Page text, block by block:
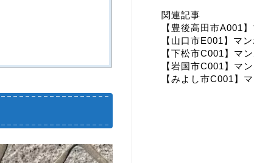
関連記事
【豊後高田市A001
【山口市E001】マ
【下松市C001】マ
【岩国市C001】マ
【みよし市C001】